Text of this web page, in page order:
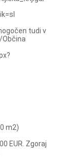
tudi v
Občina
m2)
EUR. Zgoraj